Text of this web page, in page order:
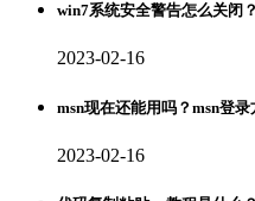
win7系统安全警告怎么关闭
2023-02-16
msn现在还能用吗？msn登录
2023-02-16